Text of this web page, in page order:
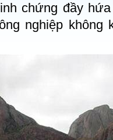
chứng đầy
nghiệp